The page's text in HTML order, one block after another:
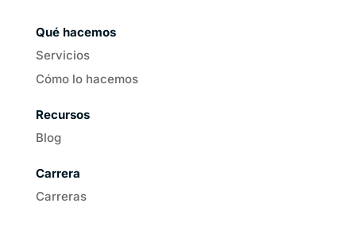
Qué hacemos
Servicios
Cómo lo hacemos
Recursos
Blog
Carrera
Carreras